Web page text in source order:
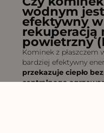
wodnym
efektywny
rekuperacją
powietrzny
Kominek z płaszczem
bardziej efektywny
przekazuje ciepło
centralnego